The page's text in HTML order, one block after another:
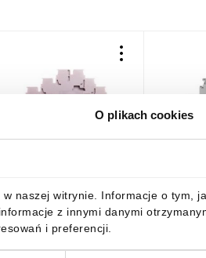
O plikach cookies
naszej witrynie. Informacje o tym,
z innymi danymi
i preferencji.
16,27 zł brutto 15,89 zł